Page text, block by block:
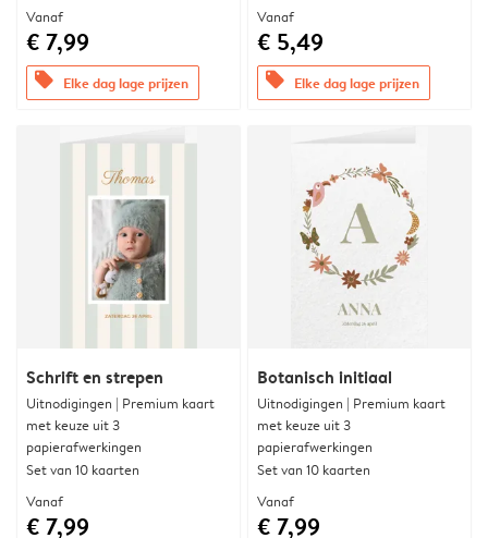
Vanaf
€ 7,99
offers Elke dag lage prijzen
Vanaf
€ 5,49
offers Elke dag lage prijzen
Schrift en strepen
Uitnodigingen | Premium kaart
met keuze uit 3
papierafwerkingen
Set van 10 kaarten
Vanaf
€ 7,99
Botanisch initiaal
Uitnodigingen | Premium kaart
met keuze uit 3
papierafwerkingen
Set van 10 kaarten
Vanaf
€ 7,99